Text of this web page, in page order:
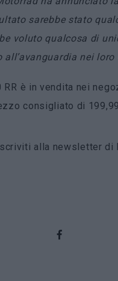
sarebbe stato
voluto qualcosa di
all’avanguardia nei
RR è in vendita nei
consigliato di
alla newsletter di